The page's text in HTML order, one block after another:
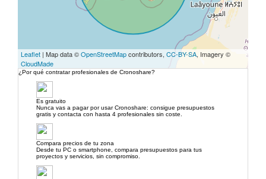
Leaflet | Map data ©OpenStreetMapcontributors, CC-BY-SA, Imagery ©
CloudMade
¿Por qué contratar profesionales de Cronoshare?
Es gratuito
Nunca vas a pagar por usar Cronoshare: consigue presupuestos
gratis y contacta con hasta 4 profesionales sin coste.
Compara precios de tu zona
Desde tu PC o smartphone, compara presupuestos para tus
proyectos y servicios, sin compromiso.